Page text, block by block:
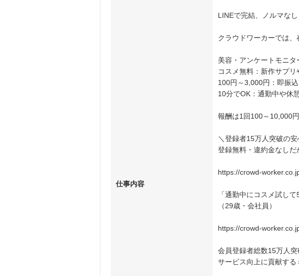
仕事内容
LINEで完結、ノルマなし
クラウドワーカーでは
美容・アンケートモニタ
コスメ無料：新作サプリ
100円～3,000円：即振
10分でOK：通勤中や休
報酬は1回100～10,000
＼登録者15万人突破の
登録無料・違約金なし
https://crowd-
「通勤中にコスメ試し
（29歳・会社員）
https://crowd-
会員登録者総数15万人突
サービス向上に貢献す